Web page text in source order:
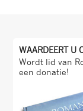
WAARDEERT U
Wordt lid van
een donatie!